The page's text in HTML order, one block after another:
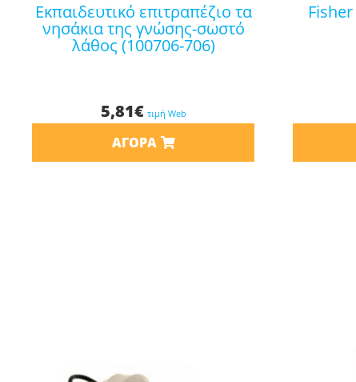
εκπαιδευτικό επιτραπέζιο τα
νησάκια της γνώσης-σωστό
λάθος (100706-706)
5,81€ τιμή Web
ΑΓΟΡΆ
fisher price στράτα ζέβρα